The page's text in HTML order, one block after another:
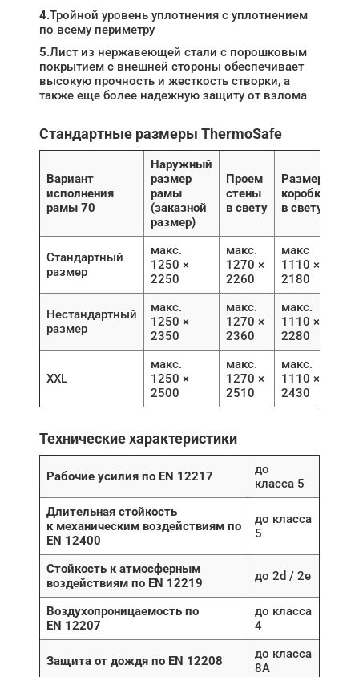
4.Тройной уровень уплотнения с уплотнением
по всему периметру
5.Лист из нержавеющей стали с порошковым
покрытием с внешней стороны обеспечивает
высокую прочность и жесткость створки, а
также еще более надежную защиту от взлома
Стандартные размеры ThermoSafe
Вариант
исполнения
рамы 70
Наружный
размер
рамы
(заказной
размер)
Проем
стены
в свету
Размер
коробки
в свету
Стандартный
размер
макс.
1250 ×
2250
макс.
1270 ×
2260
макс
1110 ×
2180
Нестандартный
размер
макс.
1250 ×
2350
макс.
1270 ×
2360
макс.
1110 ×
2280
XXL
макс.
1250 ×
2500
макс.
1270 ×
2510
макс.
1110 ×
2430
Технические характеристики
Рабочие усилия по EN 12217
до
класса 5
Длительная стойкость
к механическим воздействиям по
EN 12400
до класса
5
Стойкость к атмосферным
воздействиям по EN 12219
до 2d / 2e
Воздухопроницаемость по
EN 12207
до класса
4
Защита от дождя по EN 12208
до класса
8A